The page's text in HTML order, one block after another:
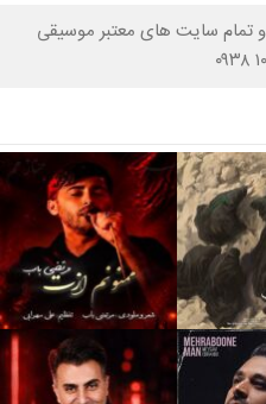
سایت های معتبر موسیقی
۶۹۲